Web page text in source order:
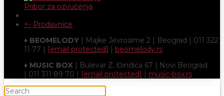
Pribor za ozvučenja
+- Prodavnice
♦ BEOMELODY | Majke Jevrosime 2 | Beograd | 011 322
11 77 | [email protected] | beomelody.rs
♦ MUSIC BOX | Bulevar Z. Đinđića 67 | Novi Beograd
| 011 311 89 70 | [email protected] | music-box.rs